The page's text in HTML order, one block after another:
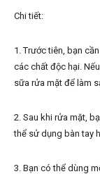
Chi tiết:
1. Trước tiên, bạn
các chất độc hại.
sữa rửa mặt để làm
2. Sau khi rửa mặt,
thể sử dụng bàn tay
3. Bạn có thể dùng